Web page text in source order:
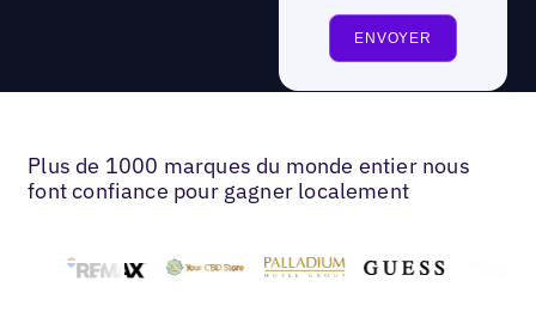
Plus de 1000 marques du monde entier nous
font confiance pour gagner localement